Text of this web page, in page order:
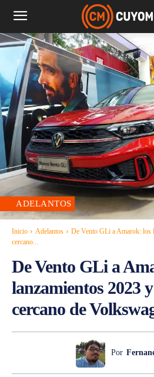
ADELANTOS
Inicio Adelantos
De Vento GLi a Amarok: los
cercano...
De Vento GLi a
lanzamientos 2023
cercano de
Por